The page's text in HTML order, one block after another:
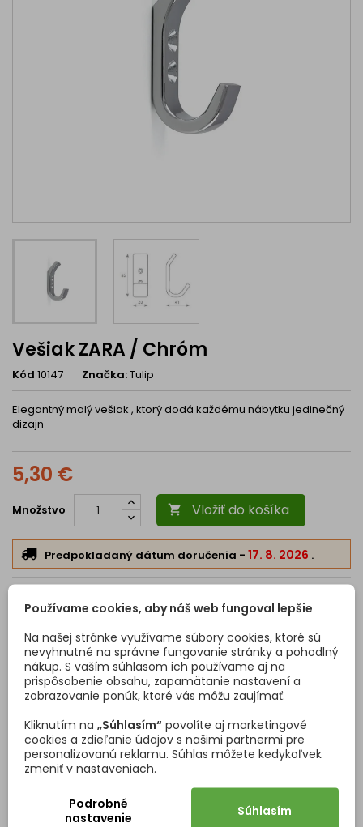
Vešiak ZARA / Chróm
Kód 10147 Značka:Tulip
Elegantný malý vešiak , ktorý dodá každému nábytku jedinečný
dizajn
5,30 €
Množstvo  Vložiť do košíka
Predpokladaný dátum doručenia - 17. 8. 2026 .
Chróm
OTÁZKY (FAQ)
Používame cookies, aby náš web fungoval lepšie
Na našej stránke využívame súbory cookies, ktoré sú
nevyhnutné na správne fungovanie stránky a pohodlný
nákup. S vaším súhlasom ich používame aj na
prispôsobenie obsahu, zapamätanie nastavení a
zobrazovanie ponúk, ktoré vás môžu zaujímať.
Kliknutím na „Súhlasím“ povolíte aj marketingové
cookies a zdieľanie údajov s našimi partnermi pre
personalizovanú reklamu. Súhlas môžete kedykoľvek
zmeniť v nastaveniach.
Podrobné
nastavenie
Súhlasím